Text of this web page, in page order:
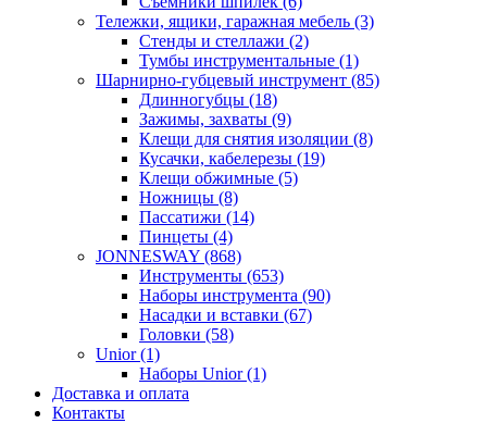
Тележки, ящики, гаражная мебель (3)
Cтенды и стеллажи (2)
Тумбы инструментальные (1)
Шарнирно-губцевый инструмент (85)
Длинногубцы (18)
Зажимы, захваты (9)
Клещи для снятия изоляции (8)
Кусачки, кабелерезы (19)
Клещи обжимные (5)
Ножницы (8)
Пассатижи (14)
Пинцеты (4)
JONNESWAY (868)
Инструменты (653)
Наборы инструмента (90)
Насадки и вставки (67)
Головки (58)
Unior (1)
Наборы Unior (1)
Доставка и оплата
Контакты